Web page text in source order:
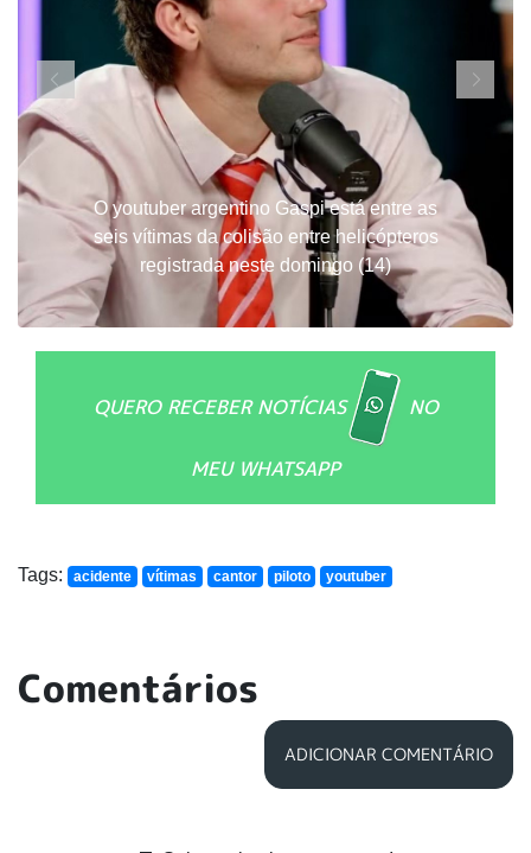
O youtuber argentino Gaspi está entre as
seis vítimas da colisão entre helicópteros
registrada neste domingo (14)
QUERO RECEBER NOTÍCIAS NO
MEU WHATSAPP
Tags: acidente vítimas cantor piloto youtuber
Comentários
ADICIONAR COMENTÁRIO